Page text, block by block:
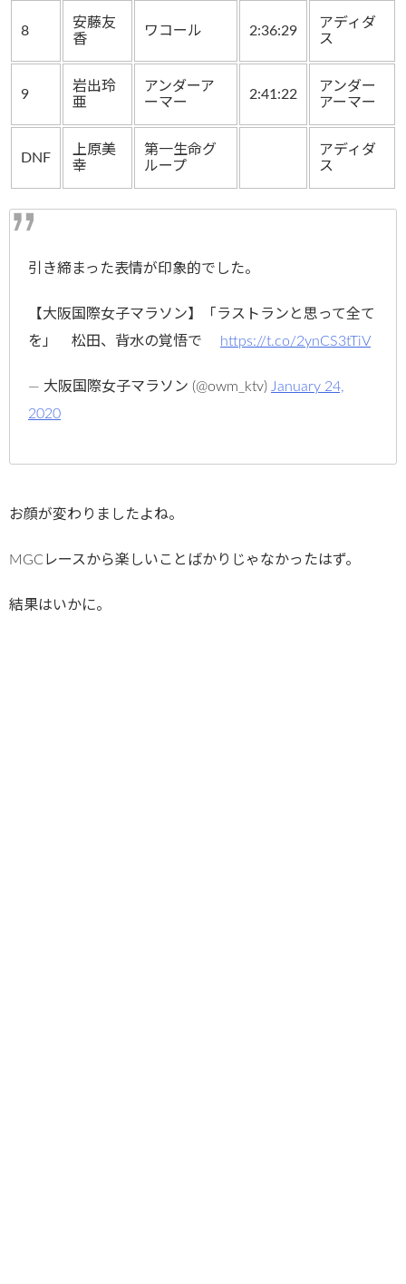
8
安藤友
香
ワコール 2:36:29
アディダ
ス
9
岩出玲
亜
アンダーア
ーマー
2:41:22
アンダー
アーマー
DNF
上原美
幸
第一生命グ
ループ
アディダ
ス
引き締まった表情が印象的でした。
【大阪国際女子マラソン】「ラストランと思って全て
を」 松田、背水の覚悟で
https://t.co/2ynCS3tTiV
— 大阪国際女子マラソン (@owm_ktv) January 24,
2020
お顔が変わりましたよね。
MGCレースから楽しいことばかりじゃなかったはず。
結果はいかに。